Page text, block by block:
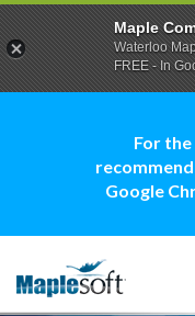
For
Google
Maple
Waterloo
FREE - In